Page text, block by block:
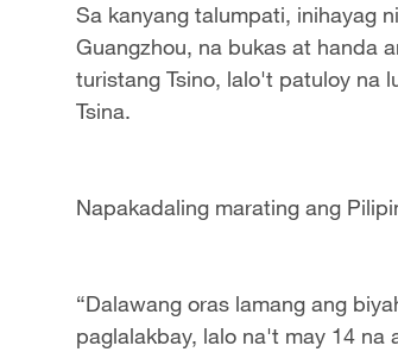
Sa kanyang talumpati, inihayag
Guangzhou, na bukas at handa
turistang Tsino, lalo't patuloy na
Tsina.
Napakadaling marating ang
“Dalawang oras lamang ang
paglalakbay, lalo na't may 14 na